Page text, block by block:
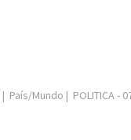
| País/Mundo | POLITICA-